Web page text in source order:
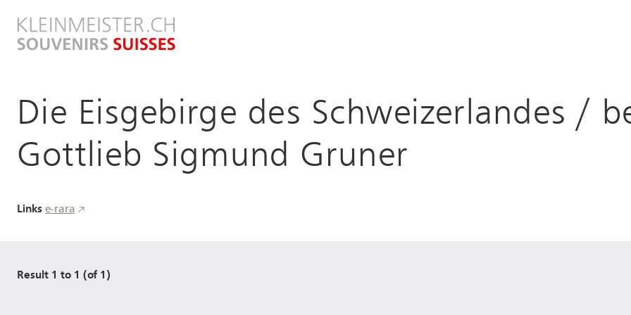
zum
Inhalt
Die Eisgebirge des Schweizerlandes /
Gottlieb Sigmund Gruner
Links e-rara
Result 1 to 1 (of 1)